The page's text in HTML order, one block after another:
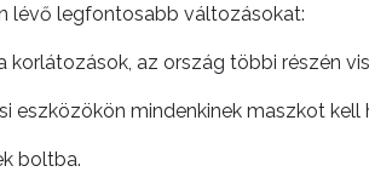
lévő legfontosabb változásokat:
korlátozások, az ország többi részén
eszközökön mindenkinek maszkot kell
boltba.